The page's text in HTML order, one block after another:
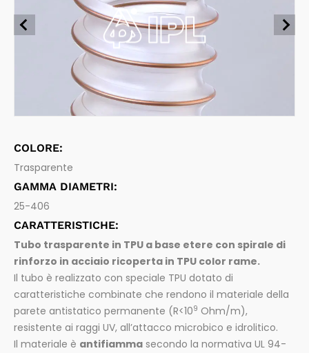
Tubi flessibili per alimenti
Aspirazione e mandata di sostanze alimentari e bevan
Tubi flessibili per industria farmaceutica
Aspirazione e mandata di prodotti farmaceutici
Sistemi di connessione
Raccordi per tubi flessibili e accessori
Chimica e Carburanti
Farmaceutica
Spurghi
COLORE:
Trasparente
GAMMA DIAMETRI:
25-406
CARATTERISTICHE:
Tubo trasparente in TPU a base etere con spirale di
rinforzo in acciaio ricoperta in TPU color rame.
Il tubo è realizzato con speciale TPU dotato di
caratteristiche combinate che rendono il materiale della
parete antistatico permanente (R<109 Ohm/m),
resistente ai raggi UV, all’attacco microbico e idrolitico.
Il materiale è antifiamma secondo la normativa UL 94-